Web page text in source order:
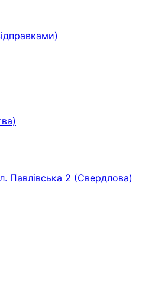
Павлівська 2 (Свердлова)